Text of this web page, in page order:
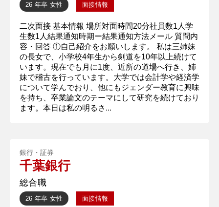
26 年卒 女性 面接情報
二次面接 基本情報 場所対面時間20分社員数1人学
生数1人結果通知時期ー結果通知方法メール 質問内
容・回答 ①自己紹介をお願いします。 私は三姉妹
の長女で、小学校4年生から剣道を10年以上続けて
います。現在でも月に1度、近所の道場へ行き、姉
妹で稽古を行っています。大学では会計学や経済学
について学んでおり、他にもジェンダー教育に興味
を持ち、卒業論文のテーマにして研究を続けており
ます。本日は私の明るさ...
銀行・証券
千葉銀行
総合職
26 年卒 女性 面接情報